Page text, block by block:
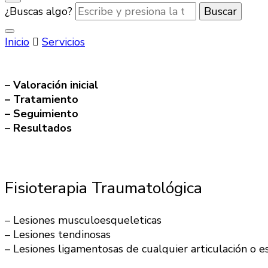
¿Buscas algo?
Inicio Servicios
– Valoración inicial
– Tratamiento
– Seguimiento
– Resultados
Fisioterapia Traumatológica
– Lesiones musculoesqueleticas
– Lesiones tendinosas
– Lesiones ligamentosas de cualquier articulación o